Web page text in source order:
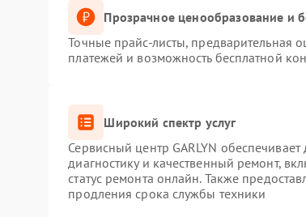
Прозрачное ценообразование и
Точные прайс-листы, предварительная
платежей и возможность бесплатной
Широкий спектр услуг
Сервисный центр GARLYN
диагностику и качественный ремонт,
статус ремонта онлайн. Также
продления срока службы техники